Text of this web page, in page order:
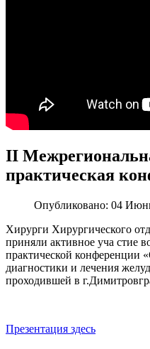
II
практическая
Опубликовано: 04
Хирурги Хирургического
приняли активное уча стие
практической конференции
диагностики и лечения
проходившей в
Презентация здесь